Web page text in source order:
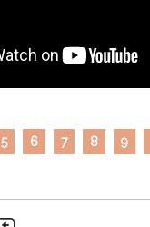
5 6 7 8 9